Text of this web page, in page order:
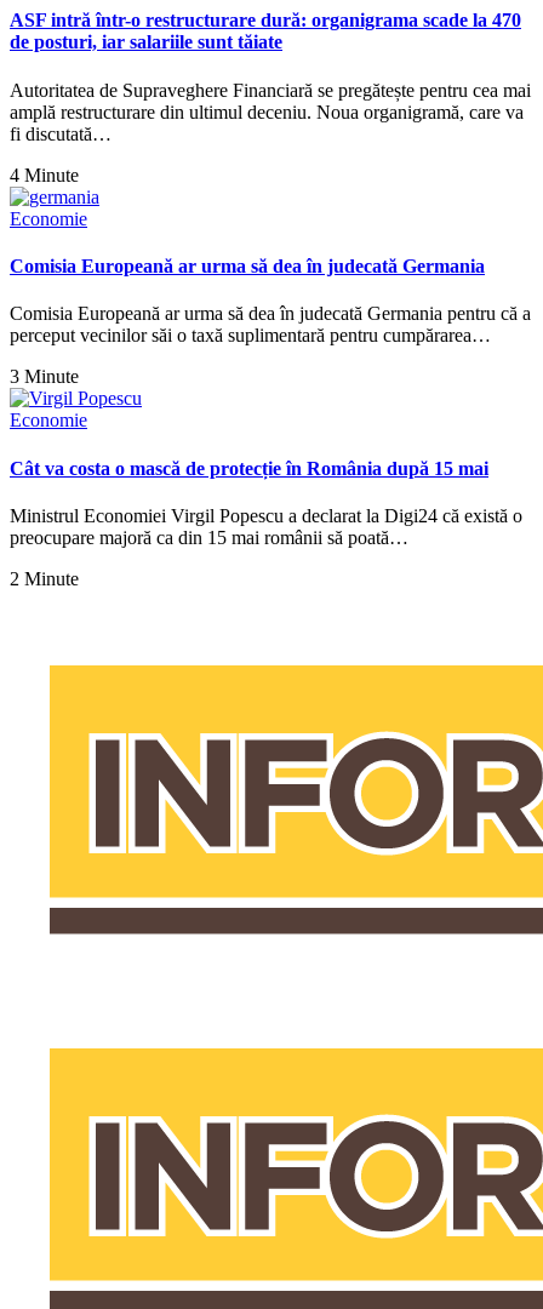
ASF intră într-o restructurare dură: organigrama scade la 470
de posturi, iar salariile sunt tăiate
Autoritatea de Supraveghere Financiară se pregătește pentru cea mai
amplă restructurare din ultimul deceniu. Noua organigramă, care va
fi discutată…
4 Minute
Economie
Comisia Europeană ar urma să dea în judecată Germania
Comisia Europeană ar urma să dea în judecată Germania pentru că a
perceput vecinilor săi o taxă suplimentară pentru cumpărarea…
3 Minute
Economie
Cât va costa o mască de protecție în România după 15 mai
Ministrul Economiei Virgil Popescu a declarat la Digi24 că există o
preocupare majoră ca din 15 mai românii să poată…
2 Minute